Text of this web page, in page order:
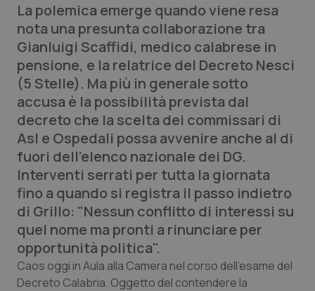
Professionisti Sanitari.AI
Abruzzo
Basilicata
Calabria
Campania
Emilia-Romagna
Friuli Venezia Giulia
Lazio
QS Pro Gold
Artrite & artrosi
Asma & BPCO
Car-T
Colesterolo & coronaropatie
Dermatite Atopica
Diabete & glucometri
QS Club Newsletter
La polemica emerge quando viene resa
nota una presunta collaborazione tra
Gianluigi Scaffidi, medico calabrese in
pensione, e la relatrice del Decreto Nesci
(5 Stelle). Ma più in generale sotto
accusa è la possibilità prevista dal
decreto che la scelta dei commissari di
Asl e Ospedali possa avvenire anche al di
fuori dell'elenco nazionale dei DG.
Interventi serrati per tutta la giornata
fino a quando si registra il passo indietro
di Grillo: "Nessun conflitto di interessi su
quel nome ma pronti a rinunciare per
opportunità politica".
Caos oggi in Aula alla Camera nel corso dell'esame del
Decreto Calabria. Oggetto del contendere la